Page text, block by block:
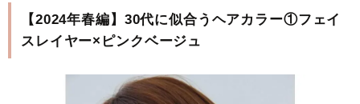
【2024年春編】30代に似合うヘアカラー①フェイ
スレイヤー×ピンクベージュ